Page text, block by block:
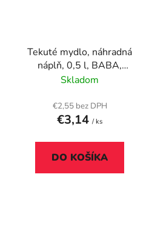
Tekuté mydlo, náhradná
náplň, 0,5 l, BABA,
mlieko a ovocie
Skladom
€2,55 bez DPH
€3,14 / ks
DO KOŠÍKA